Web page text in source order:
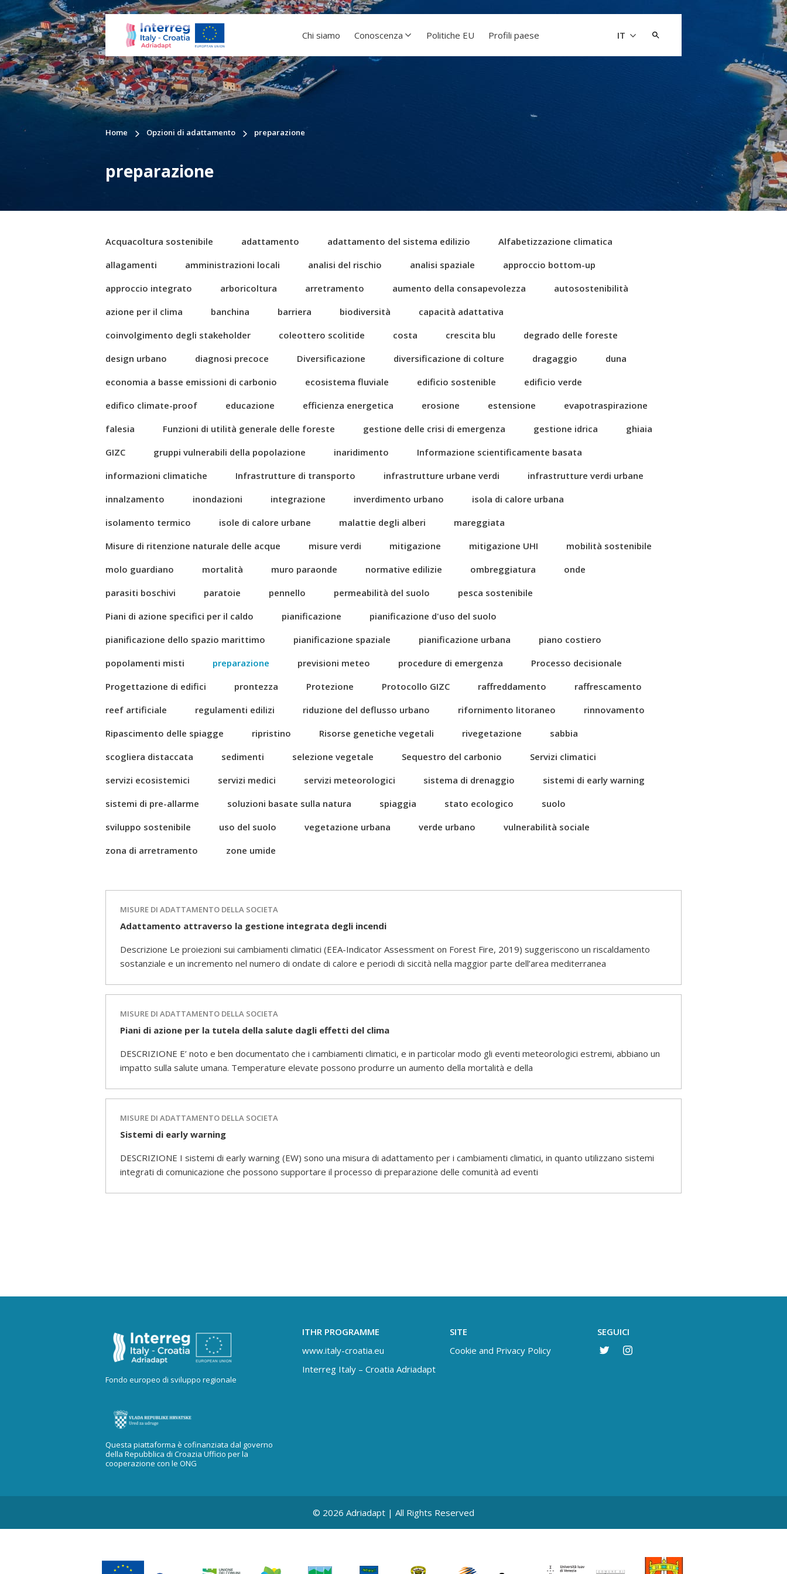
IT
Chi siamo Conoscenza Politiche EU Profili paese
Home Opzioni di adattamento preparazione
preparazione
Acquacoltura sostenibile adattamento adattamento del sistema edilizio
Alfabetizzazione climatica
allagamenti
amministrazioni locali analisi del rischio analisi spaziale
approccio bottom-up
approccio integrato
arboricoltura arretramento aumento della consapevolezza
autosostenibilità
azione per il clima
banchina barriera biodiversità
capacità adattativa
coinvolgimento degli stakeholder
coleottero scolitide costa crescita blu
degrado delle foreste
design urbano
diagnosi precoce Diversificazione diversificazione di colture dragaggio
duna
economia a basse emissioni di carbonio
ecosistema fluviale edificio sostenible
edificio verde
edifico climate-proof
educazione efficienza energetica erosione estensione
evapotraspirazione
falesia
Funzioni di utilità generale delle foreste gestione delle crisi di emergenza gestione idrica
ghiaia
GIZC
gruppi vulnerabili della popolazione inaridimento
Informazione scientificamente basata
informazioni climatiche
Infrastrutture di transporto infrastrutture urbane verdi
infrastrutture verdi urbane
innalzamento
inondazioni integrazione inverdimento urbano
isola di calore urbana
isolamento termico
isole di calore urbane malattie degli alberi
mareggiata
Misure di ritenzione naturale delle acque
misure verdi mitigazione mitigazione UHI
mobilità sostenibile
molo guardiano
mortalità muro paraonde normative edilizie ombreggiatura
onde
parasiti boschivi
paratoie pennello permeabilità del suolo
pesca sostenibile
Piani di azione specifici per il caldo
pianificazione
pianificazione d'uso del suolo
pianificazione dello spazio marittimo
pianificazione spaziale pianificazione urbana
piano costiero
popolamenti misti
preparazione previsioni meteo procedure di emergenza
Processo decisionale
Progettazione di edifici
prontezza Protezione Protocollo GIZC raffreddamento
raffrescamento
reef artificiale
regulamenti edilizi riduzione del deflusso urbano rifornimento litoraneo
rinnovamento
Ripascimento delle spiagge
ripristino Risorse genetiche vegetali rivegetazione
sabbia
scogliera distaccata
sedimenti selezione vegetale Sequestro del carbonio
Servizi climatici
servizi ecosistemici
servizi medici servizi meteorologici sistema di drenaggio
sistemi di early warning
sistemi di pre-allarme
soluzioni basate sulla natura spiaggia stato ecologico
suolo
sviluppo sostenibile
uso del suolo vegetazione urbana verde urbano
vulnerabilità sociale
zona di arretramento
zone umide
MISURE DI ADATTAMENTO DELLA SOCIETA
Adattamento attraverso la gestione integrata degli incendi
Descrizione Le proiezioni sui cambiamenti climatici (EEA-Indicator Assessment on Forest Fire, 2019) suggeriscono un riscaldamento
sostanziale e un incremento nel numero di ondate di calore e periodi di siccità nella maggior parte dell’area mediterranea
MISURE DI ADATTAMENTO DELLA SOCIETA
Piani di azione per la tutela della salute dagli effetti del clima
DESCRIZIONE E’ noto e ben documentato che i cambiamenti climatici, e in particolar modo gli eventi meteorologici estremi, abbiano un
impatto sulla salute umana. Temperature elevate possono produrre un aumento della mortalità e della
MISURE DI ADATTAMENTO DELLA SOCIETA
Sistemi di early warning
DESCRIZIONE I sistemi di early warning (EW) sono una misura di adattamento per i cambiamenti climatici, in quanto utilizzano sistemi
integrati di comunicazione che possono supportare il processo di preparazione delle comunità ad eventi
Fondo europeo di sviluppo regionale
Questa piattaforma è cofinanziata dal governo
della Repubblica di Croazia Ufficio per la
cooperazione con le ONG
ITHR PROGRAMME
www.italy-croatia.eu
Interreg Italy – Croatia Adriadapt
SITE
Cookie and Privacy Policy
SEGUICI
© 2026 Adriadapt | All Rights Reserved